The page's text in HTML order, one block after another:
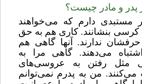
پدر و مادر چیست؟
مستبدی دارم که می‌خواهند
کرسی بنشانند. کاری هم به حق
ندارند. آنها گاهی هم
می‌دهند. گاهی مرا به
مثل رفتن به عروسی‌های
می‌کنند. من به پدرم نمی‌توانم